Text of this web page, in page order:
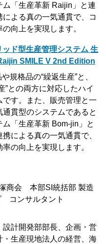
ム「生産革新 Raijin」と連
よる真の一気通貫で、コ
向上を実現します。
ッド型生産管理システム 生
SMILE V 2nd Edition
規格品の“繰返生産”と、
”との両方に対応したハイ
す。また、販売管理と一
貫型のシステムであると
「生産革新 Bom-jin」と
による真の一気通貫で、
の向上を実現します。
商会 本部SI統括部 製造
コンサルタント
計開発部部長、企画・営
生産現地法人の経営、海